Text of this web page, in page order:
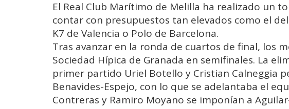
El Real Club Marítimo de Melilla ha realizado un
contar con presupuestos tan elevados como el
K7 de Valencia o Polo de Barcelona.
Tras avanzar en la ronda de cuartos de final, los
Sociedad Hípica de Granada en semifinales. La
primer partido Uriel Botello y Cristian Calneggia
Benavides-Espejo, con lo que se adelantaba el
Contreras y Ramiro Moyano se imponían a